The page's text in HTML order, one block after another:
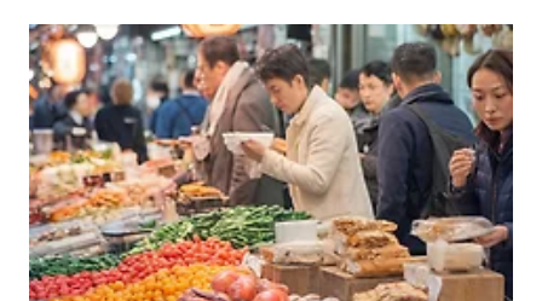
행의 즐거움을 한층 더해줘요. 도톤보리, 신사이바시, 우메다 등 오사카의 주요
관광지 주변에는 줄 서서 먹는 유명 라멘집이 많아요. 제가 생각했을 때, 오사카
에서의 라멘은 단순한 한 끼가 아니라 여행의 일부처럼 느껴졌어요. 그만큼 특
별하고 감동적인 맛이 많았거든요! 이제 본격적으로 오사카 최고의 라멘 맛집
들을 소개할게요..